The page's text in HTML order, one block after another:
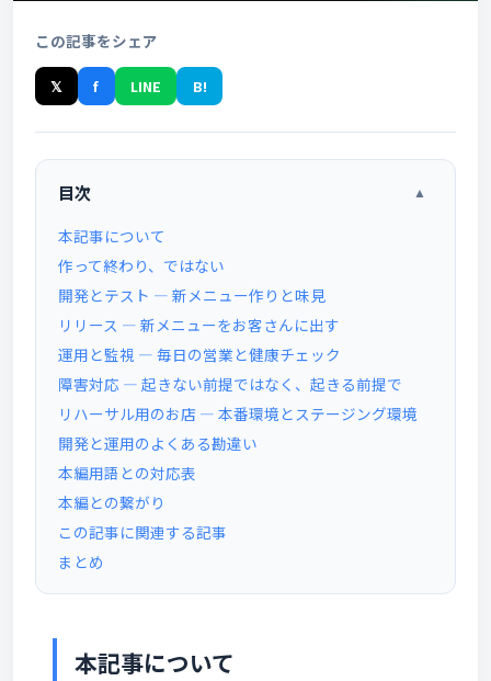
この記事をシェア
𝕏 f LINE B!
目次 ▲
本記事について
作って終わり、ではない
開発とテスト ― 新メニュー作りと味見
リリース ― 新メニューをお客さんに出す
運用と監視 ― 毎日の営業と健康チェック
障害対応 ― 起きない前提ではなく、起きる前提で
リハーサル用のお店 ― 本番環境とステージング環境
開発と運用のよくある勘違い
本編用語との対応表
本編との繋がり
この記事に関連する記事
まとめ
本記事について